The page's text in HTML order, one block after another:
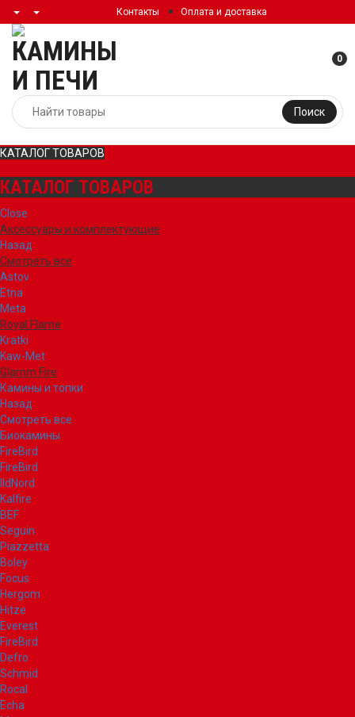
Контакты Оплата и доставка
Поиск
0
КАТАЛОГ ТОВАРОВ
КАТАЛОГ ТОВАРОВ
Close
Аксессуары и комплектующие
Назад
Смотреть все
Astov
Etna
Meta
Royal Flame
Kratki
Kaw-Met
Glamm Fire
Камины и топки
Назад
Смотреть все
Биокамины
FireBird
FireBird
IldNord
Kalfire
BEF
Seguin
Piazzetta
Boley
Focus
Hergom
Hitze
Everest
FireBird
Defro
Schmid
Rocal
Echa